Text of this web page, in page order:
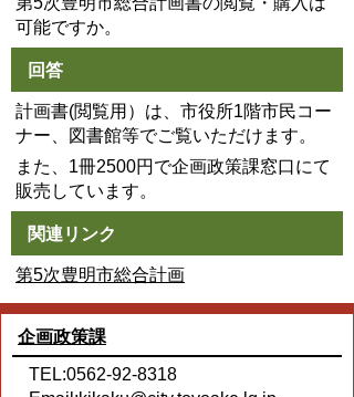
可能ですか。
回答
計画書(閲覧用）は、市役所1階市民コー
ナー、図書館等でご覧いただけます。
また、1冊2500円で企画政策課窓口にて
販売しています。
関連リンク
第5次豊明市総合計画
企画政策課
TEL:0562-92-8318